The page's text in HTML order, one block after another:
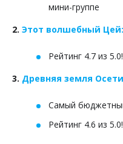
мини-группе
2. Этот волшебный
Рейтинг 4.7 из 5.0!
3. Древняя земля
Самый
Рейтинг 4.6 из 5.0!